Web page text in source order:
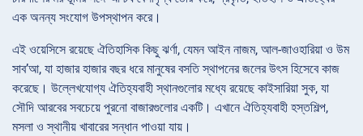
এক অনন্য সংযোগ উপস্থাপন করে।
এই ওয়েসিসে রয়েছে ঐতিহাসিক কিছু ঝর্ণা, যেমন আইন নাজম, আল-জাওহারিয়া ও উম
সাব’আ, যা হাজার হাজার বছর ধরে মানুষের বসতি স্থাপনের জলের উৎস হিসেবে কাজ
করেছে। উল্লেখযোগ্য ঐতিহ্যবাহী স্থানগুলোর মধ্যে রয়েছে কাইসারিয়া সুক, যা
সৌদি আরবের সবচেয়ে পুরনো বাজারগুলোর একটি। এখানে ঐতিহ্যবাহী হস্তশিল্প,
মসলা ও স্থানীয় খাবারের সন্ধান পাওয়া যায়।